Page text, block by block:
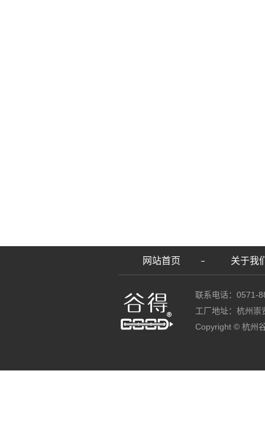
网站首页 关于我
联系电话：0571-
工厂地址：杭州崇
Copyright © 杭州